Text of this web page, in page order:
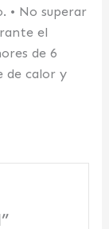
• No superar
el
de 6
de calor y